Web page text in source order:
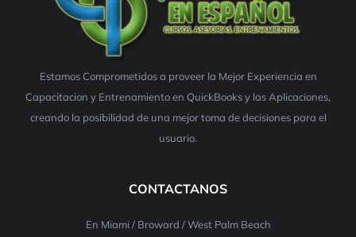
Estamos Comprometidos a proveer la Mejor Experiencia en
Capacitacion y Entrenamiento en QuickBooks y las Aplicaciones,
creando la posibilidad de una mejor toma de decisiones para el
usuario.
CONTACTANOS
En Miami / Broward / West Palm Beach